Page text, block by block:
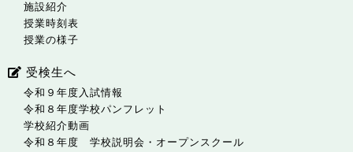
施設紹介
授業時刻表
授業の様子
受検生へ
令和９年度入試情報
令和８年度学校パンフレット
学校紹介動画
令和８年度 学校説明会・オープンスクール